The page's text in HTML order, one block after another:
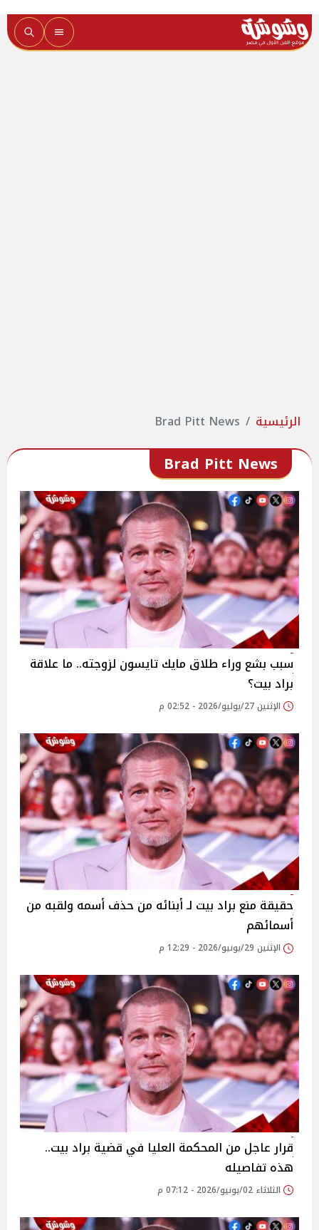
الرئيسية Brad Pitt News
Brad Pitt News
سبب بشع وراء طلاق مايك تايسون لزوجته.. ما علاقة
براد بيت؟
الإثنين 27/يوليو/2026 - 02:52 م
حقيقة منع براد بيت لـ أبنائه من حذف أسمه ولقبه من
أسمائهم
الإثنين 29/يونيو/2026 - 12:29 م
قرار عاجل من المحكمة العليا في قضية براد بيت..
هذه تفاصيله
الثلاثاء 02/يونيو/2026 - 07:12 م